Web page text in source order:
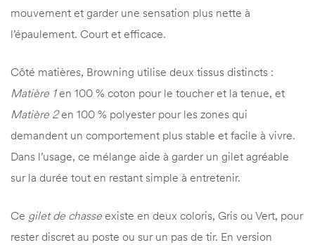
mouvement et garder une sensation plus nette à
l’épaulement. Court et efficace.
Côté matières, Browning utilise deux tissus distincts :
Matière 1en 100 % coton pour le toucher et la tenue, et
Matière 2en 100 % polyester pour les zones qui
demandent un comportement plus stable et facile à vivre.
Dans l’usage, ce mélange aide à garder un gilet agréable
sur la durée tout en restant simple à entretenir.
Ce gilet de chasse existe en deux coloris, Gris ou Vert, pour
rester discret au poste ou sur un pas de tir. En version